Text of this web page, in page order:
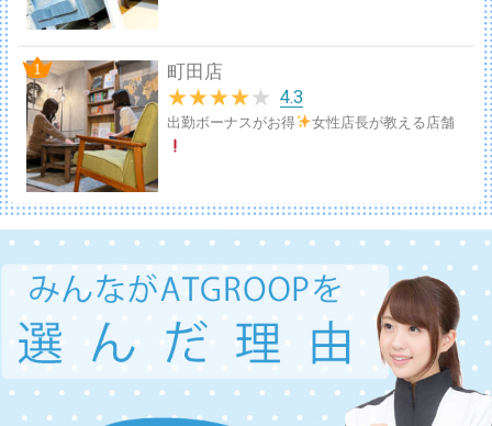
町田店
★★★★★ 4.3
出勤ボーナスがお得 女性店長が教える店舗